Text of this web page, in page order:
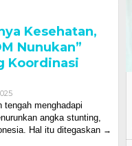
Kesehatan,
Nunukan”
Koordinasi
Oleh
Redaksi
tengah menghadapi
angka stunting,
Hal itu ditegaskan